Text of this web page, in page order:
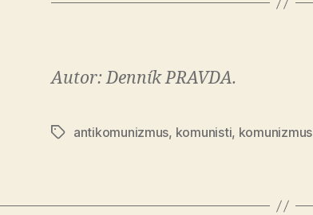
Autor: Denník PRAVDA.
Značkyantikomunizmus, komunisti, komunizmus